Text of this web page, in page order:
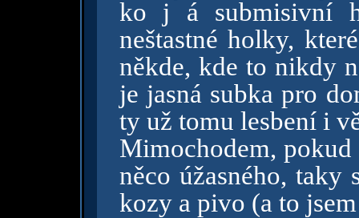
ko j á submisivní
neštastné holky,
někde, kde to nikdy
je jasná subka pro
ty už tomu lesbení i
Mimochodem,
něco úžasného, taky
kozy a pivo (a to